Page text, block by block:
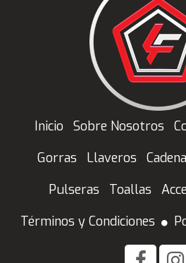
Inicio Sobre Nosotros
Gorras
Llaveros
Pulseras
Toallas
Términos y Condiciones